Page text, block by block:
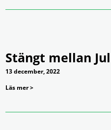
Stängt mellan
13 december, 2022
Läs mer >